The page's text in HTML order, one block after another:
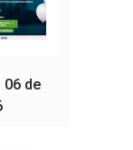
06 de